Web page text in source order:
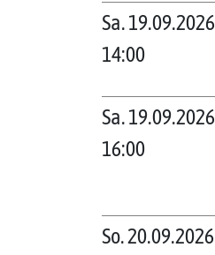
Sa. 19.09.2026
14:00
Sa. 19.09.2026
16:00
So. 20.09.2026